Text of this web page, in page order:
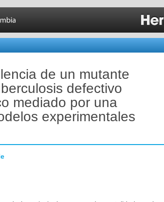
de un mutante
defectivo
mediado por una
experimentales